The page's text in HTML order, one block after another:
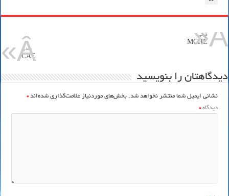
قبلي
MCHE
بعدی
CAE
دیدگاهتان را بنویسید
نشانی ایمیل شما منتشر نخواهد شد. بخش‌های موردنیاز علامت‌گذاری شده‌اند*
دیدگاه*